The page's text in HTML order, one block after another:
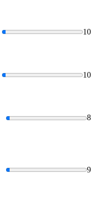
10
10
8
9